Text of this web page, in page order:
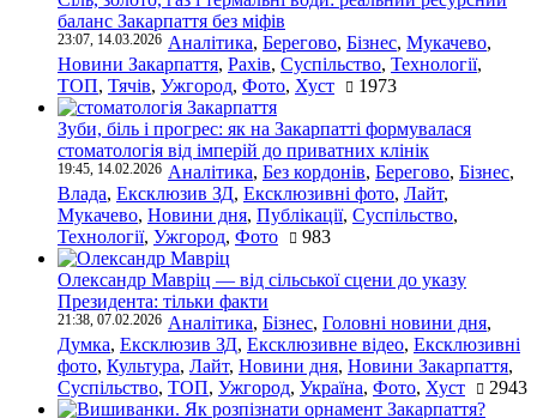
баланс Закарпаття без міфів
23:07, 14.03.2026 Аналітика, Берегово, Бізнес, Мукачево,
Новини Закарпаття, Рахів, Суспільство, Технології,
ТОП, Тячів, Ужгород, Фото, Хуст 1973
Зуби, біль і прогрес: як на Закарпатті формувалася
стоматологія від імперій до приватних клінік
19:45, 14.02.2026 Аналітика, Без кордонів, Берегово, Бізнес,
Влада, Ексклюзив ЗД, Ексклюзивні фото, Лайт,
Мукачево, Новини дня, Публікації, Суспільство,
Технології, Ужгород, Фото 983
Олександр Мавріц — від сільської сцени до указу
Президента: тільки факти
21:38, 07.02.2026 Аналітика, Бізнес, Головні новини дня,
Думка, Ексклюзив ЗД, Ексклюзивне відео, Ексклюзивні
фото, Культура, Лайт, Новини дня, Новини Закарпаття,
Суспільство, ТОП, Ужгород, Україна, Фото, Хуст 2943